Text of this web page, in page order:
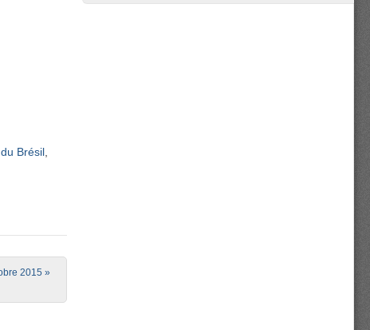
Brésil
2015 »